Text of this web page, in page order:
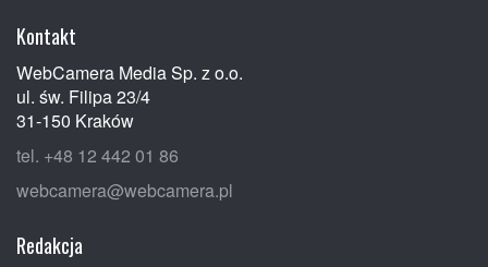
Kontakt
WebCamera Media Sp. z o.o.
ul. św. Filipa 23/4
31-150 Kraków
tel. +48 12 442 01 86
webcamera@webcamera.pl
Redakcja